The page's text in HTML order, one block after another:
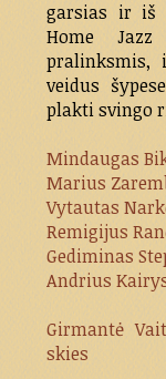
garsias ir iš
Home
pralinksmis,
veidus
plakti svingo
Mindaugas
Marius
Vytautas
Remigijus
Gediminas
Andrius
Girmantė
skies